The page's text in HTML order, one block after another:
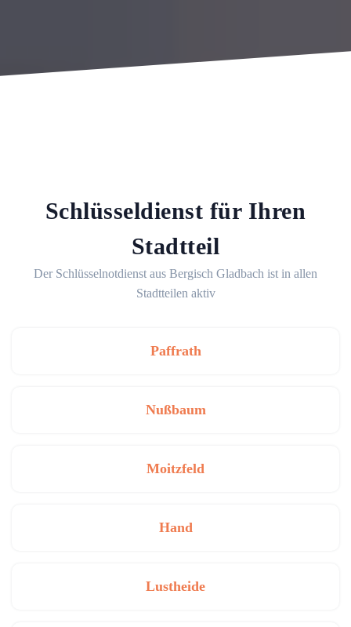
Schlüsseldienst für Ihren
Stadtteil
Der Schlüsselnotdienst aus Bergisch Gladbach ist in allen
Stadtteilen aktiv
Paffrath
Nußbaum
Moitzfeld
Hand
Lustheide